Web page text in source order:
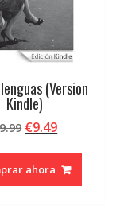
(Version
Kindle)
9.99 El
original
era:
€9.49El
actual
es:
ahora